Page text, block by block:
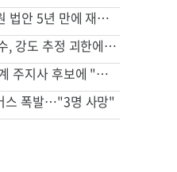
美상원서 대북 인도적 지원 법안 5년 만에 재발의
우간다 국대 출신 축구 선수, 강도 추정 괴한에 피살
美진보 좌장 샌더스, 한국계 주지사 후보에 "공개지지 않겠다"
스 폭발…"3명 사망"